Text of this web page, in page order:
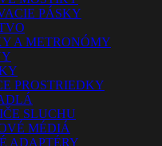
PÁSKY
A METRONÓMY
PROSTRIEDKY
SLUCHU
MÉDIÁ
ADAPTÉRY